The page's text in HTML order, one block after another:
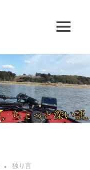
MENU
独り言